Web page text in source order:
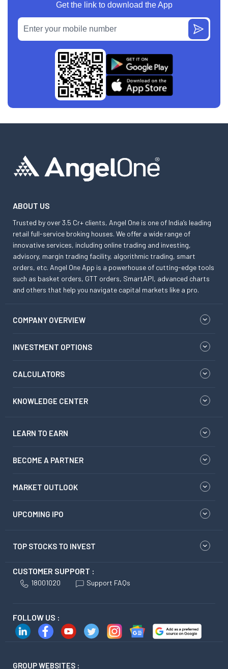
Get the link to download the App
ABOUT US
Trusted by over 3.5 Cr+ clients, Angel One is one of India’s leading
retail full-service broking houses. We offer a wide range of
innovative services, including online trading and investing,
advisory, margin trading facility, algorithmic trading, smart
orders, etc. Angel One App is a powerhouse of cutting-edge tools
such as basket orders, GTT orders, SmartAPI, advanced charts
and others that help you navigate capital markets like a pro.
COMPANY OVERVIEW
INVESTMENT OPTIONS
CALCULATORS
KNOWLEDGE CENTER
LEARN TO EARN
BECOME A PARTNER
MARKET OUTLOOK
UPCOMING IPO
TOP STOCKS TO INVEST
CUSTOMER SUPPORT :
18001020 Support FAQs
FOLLOW US :
GROUP WEBSITES :